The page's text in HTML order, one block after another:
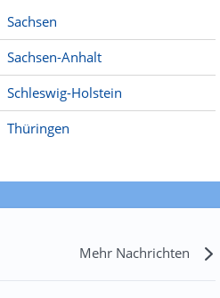
Sachsen
Sachsen-Anhalt
Schleswig-Holstein
Thüringen
Mehr Nachrichten